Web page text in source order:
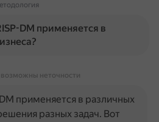
DM применяется в
возможны неточности
применяется в различных
разных задач. Вот